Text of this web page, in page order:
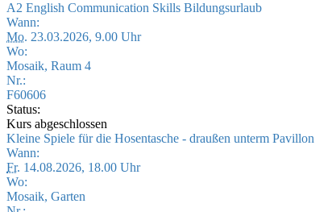
A2 English Communication Skills Bildungsurlaub
Wann:
Mo. 23.03.2026, 9.00 Uhr
Wo:
Mosaik, Raum 4
Nr.:
F60606
Status:
Kurs abgeschlossen
Kleine Spiele für die Hosentasche - draußen unterm Pavillon
Wann:
Fr. 14.08.2026, 18.00 Uhr
Wo:
Mosaik, Garten